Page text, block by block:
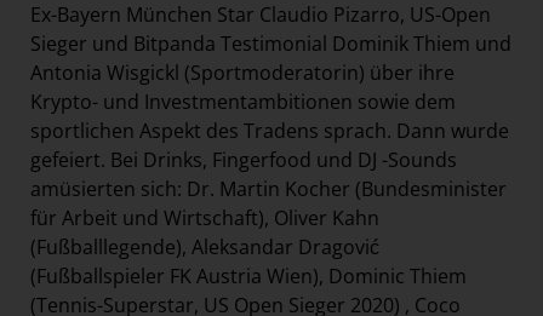
Ex-Bayern München Star Claudio Pizarro, US-Open
Sieger und Bitpanda Testimonial Dominik Thiem und
Antonia Wisgickl (Sportmoderatorin) über ihre
Krypto- und Investmentambitionen sowie dem
sportlichen Aspekt des Tradens sprach. Dann wurde
gefeiert. Bei Drinks, Fingerfood und DJ -Sounds
amüsierten sich: Dr. Martin Kocher (Bundesminister
für Arbeit und Wirtschaft), Oliver Kahn
(Fußballlegende), Aleksandar Dragović
(Fußballspieler FK Austria Wien), Dominic Thiem
(Tennis-Superstar, US Open Sieger 2020) , Coco